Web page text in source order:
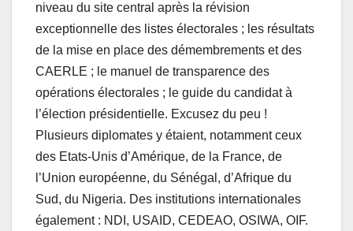
niveau du site central après la révision
exceptionnelle des listes électorales ; les résultats
de la mise en place des démembrements et des
CAERLE ; le manuel de transparence des
opérations électorales ; le guide du candidat à
l’élection présidentielle. Excusez du peu !
Plusieurs diplomates y étaient, notamment ceux
des Etats-Unis d’Amérique, de la France, de
l’Union européenne, du Sénégal, d’Afrique du
Sud, du Nigeria. Des institutions internationales
également : NDI, USAID, CEDEAO, OSIWA, OIF.